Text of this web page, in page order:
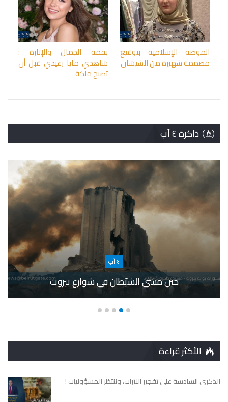
الموضة الإسلامية بتوقيع
مصممة شهيرة من الشيشان
بقمة الجمال والإثارة :
شاهدي مايا رعيدي قبل أن
تصبح ملكة
ذاكرة ٤ آب
٤ آب
حين مشى الشيّطان في شوارع بيروت
الأكثر قراءة
الذكرى السادسة على تفجير النترات، وننتظر المسؤوليات !